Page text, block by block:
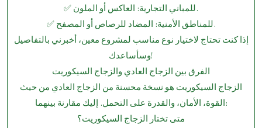
✅ للمباني التجارية: العاكس أو الملون.
✅ للمناطق الأمنية: المضاد للرصاص أو المصفح.
إذا كنت تحتاج لاختيار نوع مناسب لمشروع معين، أخبرني بالتفاصيل
وسأساعدك!
الفرق بين الزجاج العادي والزجاج السيكوريت
الزجاج السيكوريت هو نسخة محسنة من الزجاج العادي من حيث
القوة، الأمان، والقدرة على التحمل. إليك مقارنة بينهما:
متى تختار الزجاج السيكوريت؟